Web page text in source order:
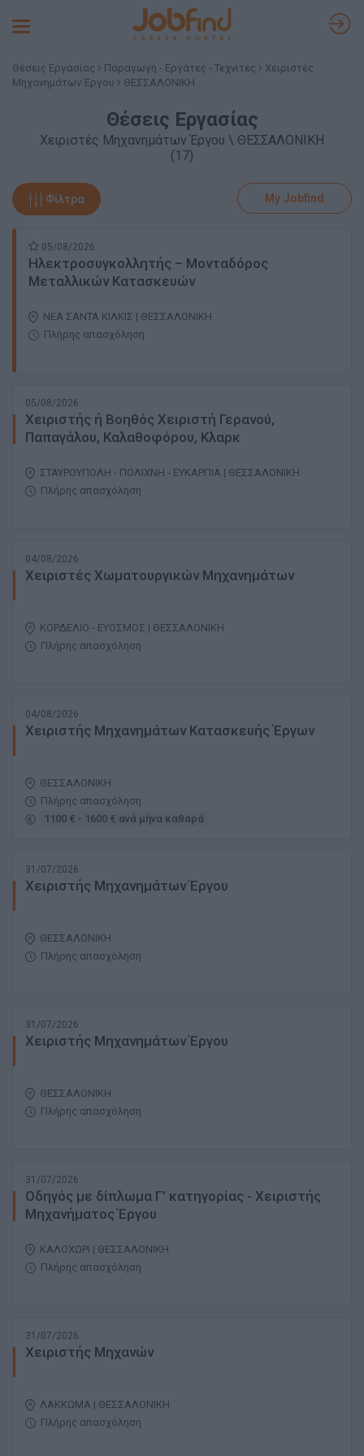
Toggle
Θέσεις Εργασίας Παραγωγή - Εργάτες - Τεχνίτες
Χειριστές
Μηχανημάτων Έργου
ΘΕΣΣΑΛΟΝΙΚΗ
Θέσεις Εργασίας
Χειριστές Μηχανημάτων Έργου \ ΘΕΣΣΑΛΟΝΙΚΗ
(17)
Φίλτρα My Jobfind
05/08/2026
Ηλεκτροσυγκολλητής – Μονταδόρος
Μεταλλικών Κατασκευών
ΝΕΑ ΣΑΝΤΑ ΚΙΛΚΙΣ | ΘΕΣΣΑΛΟΝΙΚΗ
Πλήρης απασχόληση
05/08/2026
Χειριστής ή Βοηθός Χειριστή Γερανού,
Παπαγάλου, Καλαθοφόρου, Κλαρκ
ΣΤΑΥΡΟΥΠΟΛΗ - ΠΟΛΙΧΝΗ - ΕΥΚΑΡΠΙΑ | ΘΕΣΣΑΛΟΝΙΚΗ
Πλήρης απασχόληση
04/08/2026
Χειριστές Χωματουργικών Μηχανημάτων
ΚΟΡΔΕΛΙΟ - ΕΥΟΣΜΟΣ | ΘΕΣΣΑΛΟΝΙΚΗ
Πλήρης απασχόληση
04/08/2026
Χειριστής Μηχανημάτων Κατασκευής Έργων
ΘΕΣΣΑΛΟΝΙΚΗ
Πλήρης απασχόληση
1100 € - 1600 € ανά μήνα καθαρά
31/07/2026
Χειριστής Μηχανημάτων Έργου
ΘΕΣΣΑΛΟΝΙΚΗ
Πλήρης απασχόληση
31/07/2026
Χειριστής Μηχανημάτων Έργου
ΘΕΣΣΑΛΟΝΙΚΗ
Πλήρης απασχόληση
31/07/2026
Οδηγός με δίπλωμα Γ' κατηγορίας - Χειριστής
Μηχανήματος Έργου
ΚΑΛΟΧΩΡΙ | ΘΕΣΣΑΛΟΝΙΚΗ
Πλήρης απασχόληση
31/07/2026
Χειριστής Μηχανών
ΛΑΚΚΩΜΑ | ΘΕΣΣΑΛΟΝΙΚΗ
Πλήρης απασχόληση